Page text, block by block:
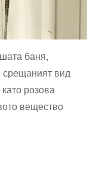
баня,
срещаният вид
розова
вещество